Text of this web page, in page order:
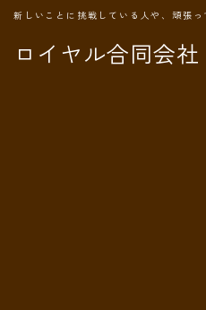
ロイヤル合同会社
新しいことに挑戦している人や、頑張
MENU